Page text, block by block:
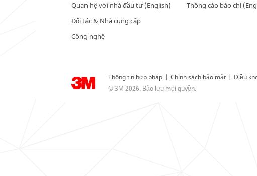
Quan hệ với nhà đầu tư (English)
Đối tác & Nhà cung cấp
Công nghệ
Thông cáo báo chí
Thông tin hợp pháp | Chính sách bảo mật | Điều
© 3M 2026. Bảo lưu mọi quyền.